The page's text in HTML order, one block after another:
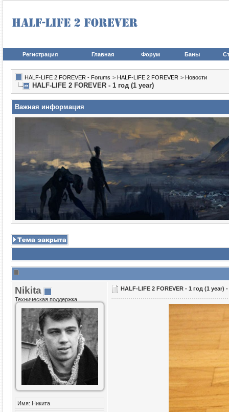
Регистрация Главная Форум Баны
HALF-LIFE 2 FOREVER - Forums > HALF-LIFE 2 FOREVER > Новости
HALF-LIFE 2 FOREVER - 1 год (1 year)
Важная информация
Nikita
Техническая поддержка
Имя: Никита
HALF-LIFE 2 FOREVER - 1 год (1 year) -